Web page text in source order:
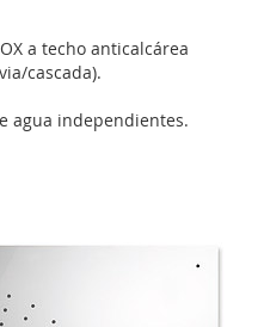
a techo anticalcárea
cascada).
agua independientes.